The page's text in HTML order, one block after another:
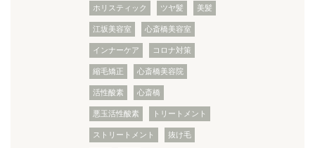
ホリスティック ツヤ髪 美髪
江坂美容室 心斎橋美容室
インナーケア コロナ対策
縮毛矯正 心斎橋美容院
活性酸素 心斎橋
悪玉活性酸素 トリートメント
ストリートメント 抜け毛